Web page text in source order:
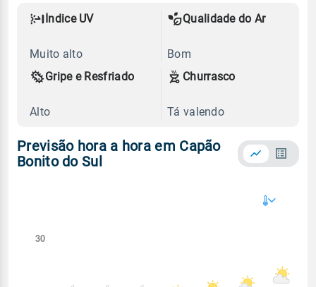
Índice UV
Muito alto
Qualidade do Ar
Bom
Gripe e Resfriado
Alto
Churrasco
Tá valendo
Previsão hora a hora em Capão
Bonito do Sul